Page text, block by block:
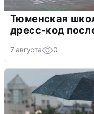
Тюменская
дресс-код
7 августа 0